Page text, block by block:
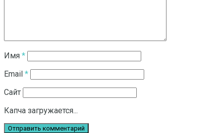
Имя *
Email *
Сайт
Капча загружается...